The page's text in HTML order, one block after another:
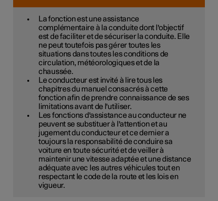
La fonction est une assistance
complémentaire à la conduite dont l'objectif
est de faciliter et de sécuriser la conduite. Elle
ne peut toutefois pas gérer toutes les
situations dans toutes les conditions de
circulation, météorologiques et de la
chaussée.
Le conducteur est invité à lire tous les
chapitres du manuel consacrés à cette
fonction afin de prendre connaissance de ses
limitations avant de l'utiliser.
Les fonctions d'assistance au conducteur ne
peuvent se substituer à l'attention et au
jugement du conducteur et ce dernier a
toujours la responsabilité de conduire sa
voiture en toute sécurité et de veiller à
maintenir une vitesse adaptée et une distance
adéquate avec les autres véhicules tout en
respectant le code de la route et les lois en
vigueur.